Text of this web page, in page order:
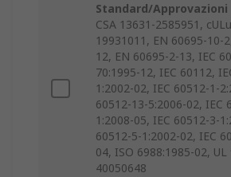
Standard/Approvazioni
CSA 13631-2585951,
19931011, EN 60695-10-
12, EN 60695-2-13, IEC
70:1995-12, IEC 60112,
1:2002-02, IEC 60512-1-
60512-13-5:2006-02, IEC
1:2008-05, IEC 60512-3-
60512-5-1:2002-02, IEC
04, ISO 6988:1985-02, UL
40050648